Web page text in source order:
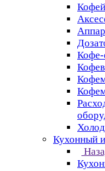
Кофе-
Кухонный